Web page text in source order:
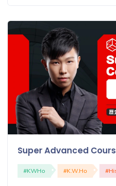
Super Advanced
#KWHo #K.W.Ho